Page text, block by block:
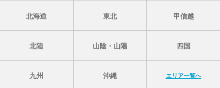
北海道 東北 甲信越
北陸 山陰・山陽 四国
九州 沖縄 エリア一覧へ